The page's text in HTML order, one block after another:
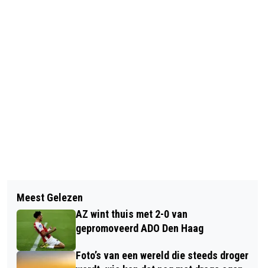
CONQUISTA ONTVANGT
BURGEMEESTER TAP MET DELEGATIE
IN DE BAN VAN DE RINGEN (#8): ONCE
UPON A TIME IN... STOCKHOLM
Meest Gelezen
AZ wint thuis met 2-0 van
gepromoveerd ADO Den Haag
Foto’s van een wereld die steeds droger